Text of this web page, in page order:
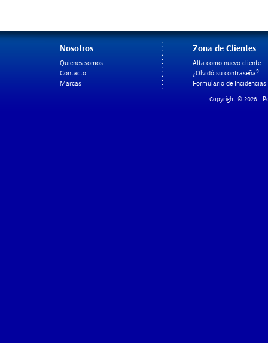
Nosotros
Quienes somos
Contacto
Marcas
Zona de Clientes
Alta como nuevo cliente
¿Olvidó su contraseña?
Formulario de Incidencias
Copyright © 2026 |